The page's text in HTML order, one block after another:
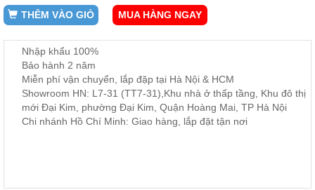
Thất
Ban
Công,
Vườn
Trang
THÊM VÀO GIỎ MUA HÀNG NGAY
Nhập khẩu 100%
Bảo hành 2 năm
Miễn phí vận chuyển, lắp đặp tại Hà Nội & HCM
Showroom HN: L7-31 (TT7-31),Khu nhà ở thấp tầng, Khu đô thị
mới Đại Kim, phường Đại Kim, Quận Hoàng Mai, TP Hà Nội
Chi nhánh Hồ Chí Minh: Giao hàng, lắp đặt tận nơi